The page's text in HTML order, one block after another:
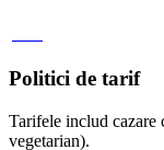
Politici de tarif
Tarifele includ cazare
vegetarian).